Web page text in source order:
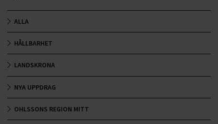
ALLA
HÅLLBARHET
LANDSKRONA
NYA UPPDRAG
OHLSSONS REGION MITT